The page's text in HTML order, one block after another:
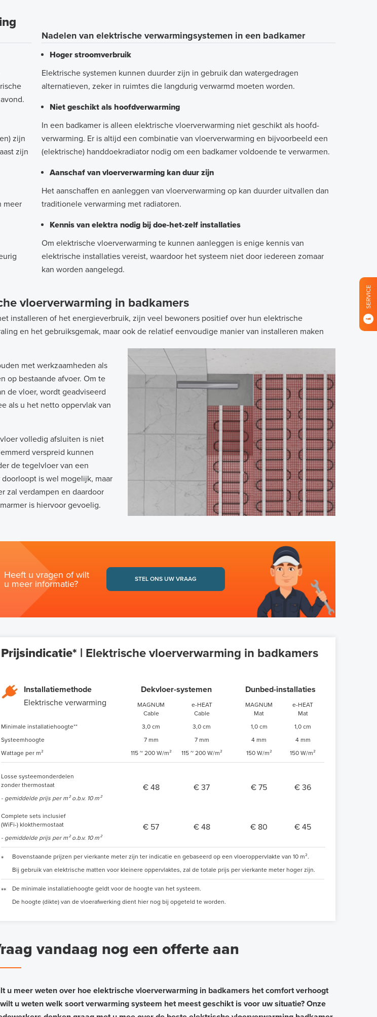
zijn
zijn
meer
Nadelen van elektrische verwarmingsystemen in een badkamer
Hoger stroomverbruik
Elektrische systemen kunnen duurder zijn in gebruik dan watergedragen
alternatieven, zeker in ruimtes die langdurig verwarmd moeten worden.
Niet geschikt als hoofdverwarming
In een badkamer is alleen elektrische vloerverwarming niet geschikt als hoofd-
verwarming. Er is altijd een combinatie van vloerverwarming en bijvoorbeeld een
(elektrische) handdoekradiator nodig om een badkamer voldoende te verwarmen.
Aanschaf van vloerverwarming kan duur zijn
Het aanschaffen en aanleggen van vloerverwarming op kan duurder uitvallen dan
traditionele verwarming met radiatoren.
Kennis van elektra nodig bij doe-het-zelf installaties
Om elektrische vloerverwarming te kunnen aanleggen is enige kennis van
elektrische installaties vereist, waardoor het systeem niet door iedereen zomaar
kan worden aangelegd.
vloerverwarming in badkamers
installeren of het energieverbruik, zijn veel bewoners positief over hun elektrische
en het gebruiksgemak, maar ook de relatief eenvoudige manier van installeren maken
met werkzaamheden als
op bestaande afvoer. Om te
de vloer, wordt geadviseerd
als u het netto oppervlak van
volledig afsluiten is niet
verspreid kunnen
de tegelvloer van een
is wel mogelijk, maar
zal verdampen en daardoor
is hiervoor gevoelig.
Heeft u vragen of wilt
u meer informatie?
STEL ONS UW VRAAG
Prijsindicatie* | Elektrische vloerverwarming in badkamers
Installatiemethode
Elektrische verwarming
Dekvloer-systemen Dunbed-installaties
MAGNUM
Cable
e-HEAT
Cable
MAGNUM
Mat
e-HEAT
Mat
Minimale installatiehoogte**
3,0 cm 3,0 cm 1,0 cm
1,0 cm
Systeemhoogte
7 mm 7 mm 4 mm
4 mm
Wattage per m²
115 ~ 200 W/m² 115 ~ 200 W/m² 150 W/m² 150 W/m²
Losse systeemonderdelen
zonder thermostaat
- gemiddelde prijs per m² o.b.v. 10 m²
€ 48 € 37 € 75 € 36
Complete sets inclusief
(WiFi-) klokthermostaat
- gemiddelde prijs per m² o.b.v. 10 m²
€ 57 € 48 € 80 € 45
*
Bovenstaande prijzen per vierkante meter zijn ter indicatie en gebaseerd op een vloeroppervlakte van 10 m².
Bij gebruik van elektrische matten voor kleinere oppervlaktes, zal de totale prijs per vierkante meter hoger zijn.
**
De minimale installatiehoogte geldt voor de hoogte van het systeem.
De hoogte (dikte) van de vloerafwerking dient hier nog bij opgeteld te worden.
vandaag nog een offerte aan
u meer weten over hoe elektrische vloerverwarming in badkamers het comfort verhoogt
u weten welk soort verwarming systeem het meest geschikt is voor uw situatie? Onze
SERVICE